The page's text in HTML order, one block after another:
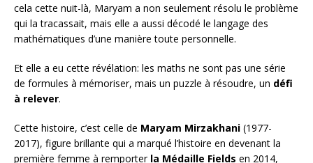
cela cette nuit-là, Maryam a non seulement résolu le problème
qui la tracassait, mais elle a aussi décodé le langage des
mathématiques d’une manière toute personnelle.
Et elle a eu cette révélation: les maths ne sont pas une série
de formules à mémoriser, mais un puzzle à résoudre, un défi
à relever.
Cette histoire, c’est celle de Maryam Mirzakhani (1977-
2017), figure brillante qui a marqué l’histoire en devenant la
première femme à remporterla Médaille Fields en 2014,